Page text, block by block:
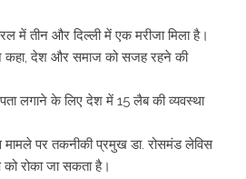
में तीन और दिल्ली में एक मरीजा मिला है।
कहा, देश और समाज को सजह रहने की
लगाने के लिए देश में 15 लैब की व्यवस्था
पर तकनीकी प्रमुख डा. रोसमंड लेविस
रोका जा सकता है।